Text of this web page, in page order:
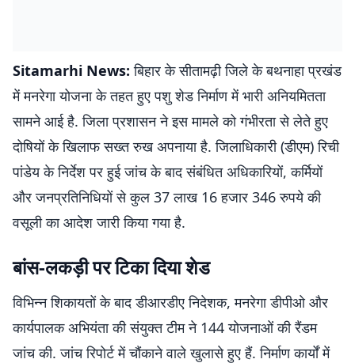
Sitamarhi News: बिहार के सीतामढ़ी जिले के बथनाहा प्रखंड
में मनरेगा योजना के तहत हुए पशु शेड निर्माण में भारी अनियमितता
सामने आई है. जिला प्रशासन ने इस मामले को गंभीरता से लेते हुए
दोषियों के खिलाफ सख्त रुख अपनाया है. जिलाधिकारी (डीएम) रिची
पांडेय के निर्देश पर हुई जांच के बाद संबंधित अधिकारियों, कर्मियों
और जनप्रतिनिधियों से कुल 37 लाख 16 हजार 346 रुपये की
वसूली का आदेश जारी किया गया है.
बांस-लकड़ी पर टिका दिया शेड
विभिन्न शिकायतों के बाद डीआरडीए निदेशक, मनरेगा डीपीओ और
कार्यपालक अभियंता की संयुक्त टीम ने 144 योजनाओं की रैंडम
जांच की. जांच रिपोर्ट में चौंकाने वाले खुलासे हुए हैं. निर्माण कार्यों में